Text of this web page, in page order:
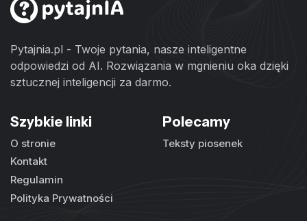
Pytajnia.pl - Twoje pytania, nasze inteligentne
odpowiedzi od AI. Rozwiązania w mgnieniu oka dzięki
sztucznej inteligencji za darmo.
Szybkie linki
O stronie
Kontakt
Regulamin
Polityka Prywatności
Polecamy
Teksty piosenek